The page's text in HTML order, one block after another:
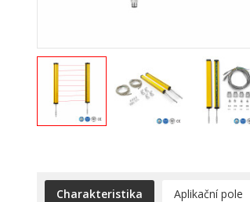
Charakteristika Aplikační pole